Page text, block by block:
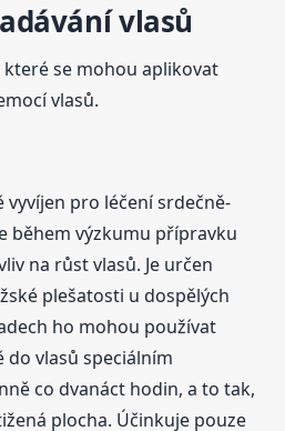
vlasů
se mohou aplikovat
vlasů.
vyvíjen pro léčení srdečně-
během výzkumu přípravku
na růst vlasů. Je určen
plešatosti u dospělých
ho mohou používat
do vlasů speciálním
co dvanáct hodin, a to tak,
plocha. Účinkuje pouze